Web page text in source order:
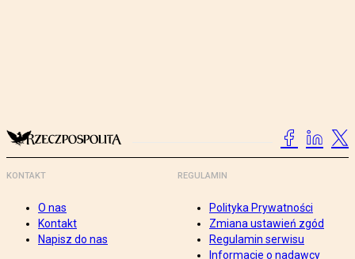
KONTAKT
O nas
Kontakt
Napisz do nas
REGULAMIN
Polityka Prywatności
Zmiana ustawień zgód
Regulamin serwisu
Informacje o nadawcy